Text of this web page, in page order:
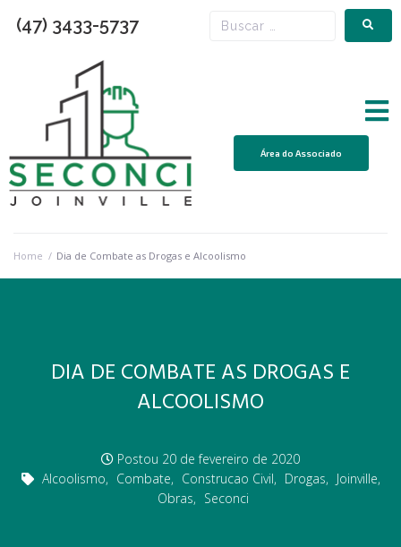
(47) 3433-5737
Área do Associado
Home / Dia de Combate as Drogas e Alcoolismo
DIA DE COMBATE AS DROGAS E
ALCOOLISMO
Postou 20 de fevereiro de 2020
Alcoolismo, Combate, Construcao Civil, Drogas, Joinville,
Obras, Seconci